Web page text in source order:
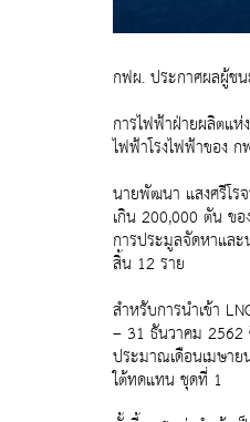
กฟผ. ประกาศผลผู้ช
การไฟฟ้าฝ่ายผลิตแ
ไฟฟ้าโรงไฟฟ้าของ
นายพัฒนา แสงศรีโร
เกิน 200,000 ตัน ข
การประมูลจัดหาและ
สิ้น 12 ราย
สำหรับการนำเข้า
– 31 ธันวาคม 2562
ประมาณเดือนเมษาย
ใต้ทดแทน ชุดที่ 1